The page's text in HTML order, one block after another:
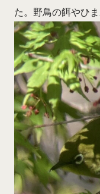
た。野鳥の餌やひ